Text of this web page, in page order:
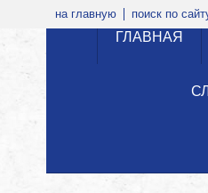
на главную поиск по
ГЛАВНАЯ